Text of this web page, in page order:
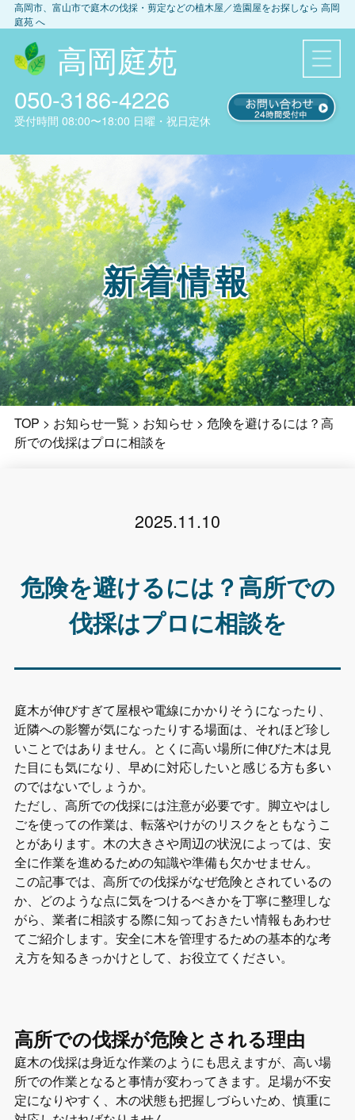
高岡市、富山市で庭木の伐採・剪定などの植木屋／造園屋をお探しなら 高岡
庭苑へ
高岡庭苑
050-3186-4226
受付時間 08:00〜18:00 日曜・祝日定休
新着情報
TOP > お知らせ一覧 > お知らせ> 危険を避けるには？高
所での伐採はプロに相談を
2025.11.10
危険を避けるには？高所での
伐採はプロに相談を
庭木が伸びすぎて屋根や電線にかかりそうになったり、
近隣への影響が気になったりする場面は、それほど珍し
いことではありません。とくに高い場所に伸びた木は見
た目にも気になり、早めに対応したいと感じる方も多い
のではないでしょうか。
ただし、高所での伐採には注意が必要です。脚立やはし
ごを使っての作業は、転落やけがのリスクをともなうこ
とがあります。木の大きさや周辺の状況によっては、安
全に作業を進めるための知識や準備も欠かせません。
この記事では、高所での伐採がなぜ危険とされているの
か、どのような点に気をつけるべきかを丁寧に整理しな
がら、業者に相談する際に知っておきたい情報もあわせ
てご紹介します。安全に木を管理するための基本的な考
え方を知るきっかけとして、お役立てください。
高所での伐採が危険とされる理由
庭木の伐採は身近な作業のようにも思えますが、高い場
所での作業となると事情が変わってきます。足場が不安
定になりやすく、木の状態も把握しづらいため、慎重に